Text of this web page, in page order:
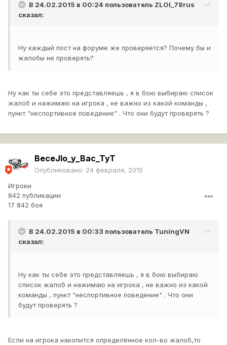
В 24.02.2015 в 00:24 пользователь ZLOI_78rus
сказал:
Ну каждый пост на форуме же проверяется? Почему бы и
жалобы не проверять?
Ну как ты себе это представляешь , я в бою выбираю список
жалоб и нажимаю на игрока , не важно из какой команды ,
пункт "неспортивное поведение" . Что они будут проверять ?
BeceJIo_y_Bac_TyT
Опубликовано: 24 февраля, 2015
Игроки
842 публикации
17 842 боя
В 24.02.2015 в 00:33 пользователь TuningVN
сказал:
Ну как ты себе это представляешь , я в бою выбираю
список жалоб и нажимаю на игрока , не важно из какой
команды , пункт "неспортивное поведение" . Что они
будут проверять ?
Если на игрока накопится определённое кол-во жалоб,то